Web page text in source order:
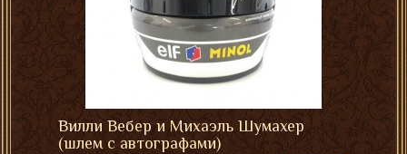
Вилли Вебер и Михаэль Шумахер
(шлем с автографами)